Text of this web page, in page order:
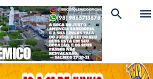
conteúdo principal